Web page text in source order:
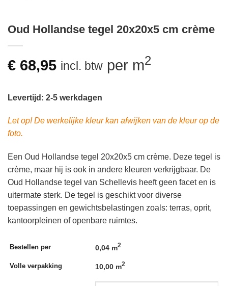
Oud Hollandse tegel 20x20x5 cm crème
€ 68,95 incl. btw per m2
Levertijd: 2-5 werkdagen
Let op! De werkelijke kleur kan afwijken van de kleur op de
foto.
Een Oud Hollandse tegel 20x20x5 cm crème. Deze tegel is
crème, maar hij is ook in andere kleuren verkrijgbaar. De
Oud Hollandse tegel van Schellevis heeft geen facet en is
uitermate sterk. De tegel is geschikt voor diverse
toepassingen en gewichtsbelastingen zoals: terras, oprit,
kantoorpleinen of openbare ruimtes.
Bestellen per 0,04 m2
Volle verpakking 10,00 m2